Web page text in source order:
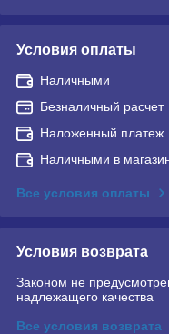
Условия оплаты
Наличными
Безналичный расчет
Наложенный платеж
Наличными в
Все условия оплаты
Условия возврата
Законом не
надлежащего качества
Все условия возврата